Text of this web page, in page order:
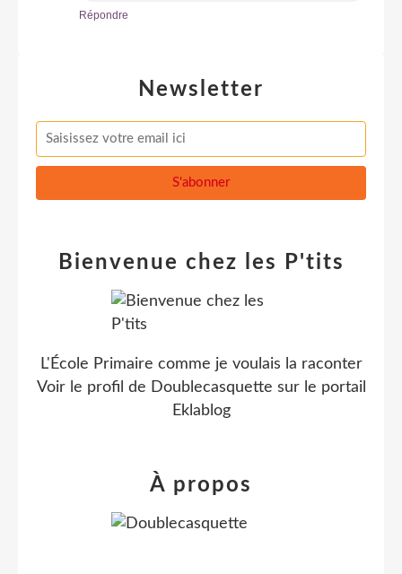
Répondre
Newsletter
Bienvenue chez les P'tits
L'École Primaire comme je voulais la raconter
Voir le profil de Doublecasquette sur le portail
Eklablog
À propos